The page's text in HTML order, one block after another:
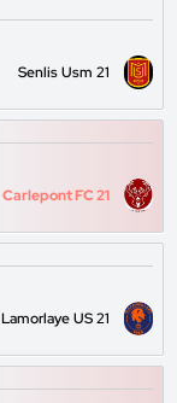
Senlis Usm 21
Carlepont FC 21
Lamorlaye US 21